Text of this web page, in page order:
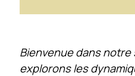
Bienvenue dans notre
explorons les